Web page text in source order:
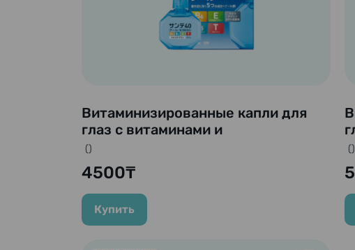
Витаминизированные капли для
глаз с витаминами и
аминокислотами «Sante 40 Cool»,
12 мл
()
4500₸
Купить
()